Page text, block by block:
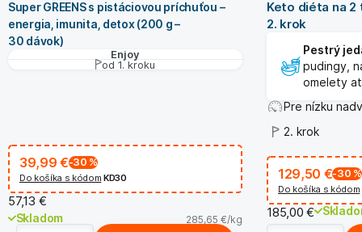
Super GREENS s pistáciovou príchuťou –
energia, imunita, detox (200 g –
30 dávok)
Enjoy
od 1. kroku
39,99 €-30 %
Do košíka s kódom KD30
57,13 €
Skladom 285,65 €/kg
Keto diéta na 2
2. krok
Pestrý
pudingy,
omelety
Pre nízku
2. krok
129,50 €-30 %
Do košíka s kódom
185,00 €